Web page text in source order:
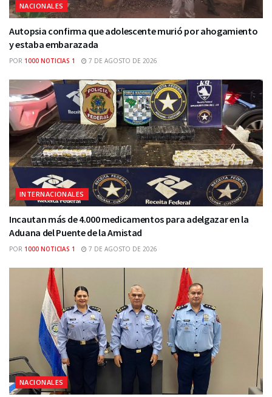
NACIONALES
Autopsia confirma que adolescente murió por ahogamiento
y estaba embarazada
POR 1000 NOTICIAS 1 7 DE AGOSTO DE 2026
INTERNACIONALES
Incautan más de 4.000 medicamentos para adelgazar en la
Aduana del Puente de la Amistad
POR 1000 NOTICIAS 1 7 DE AGOSTO DE 2026
NACIONALES